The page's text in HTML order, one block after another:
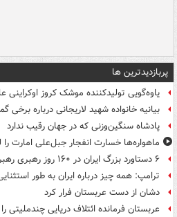
پربازدیدترین ها
یاوه‌گویی تولیدکننده موشک کروز اوکراینی
بیانیه خانواده شهید لاریجانی درباره برخی
پادشاه سنگین‌وزنی که در جهان رقیب ندارد
ماهواره‌ها خسارت انفجار جبل‌علی امارت را
۶ دستاورد بزرگ ایران در ۱۶۰ روز رهبری رهبر انقلاب
ترامپ: همه چیز درباره ایران به طور
دشان از دست عربستان فرار کرد
عربستان فرمانده ائتلاف دریایی چندملیتی